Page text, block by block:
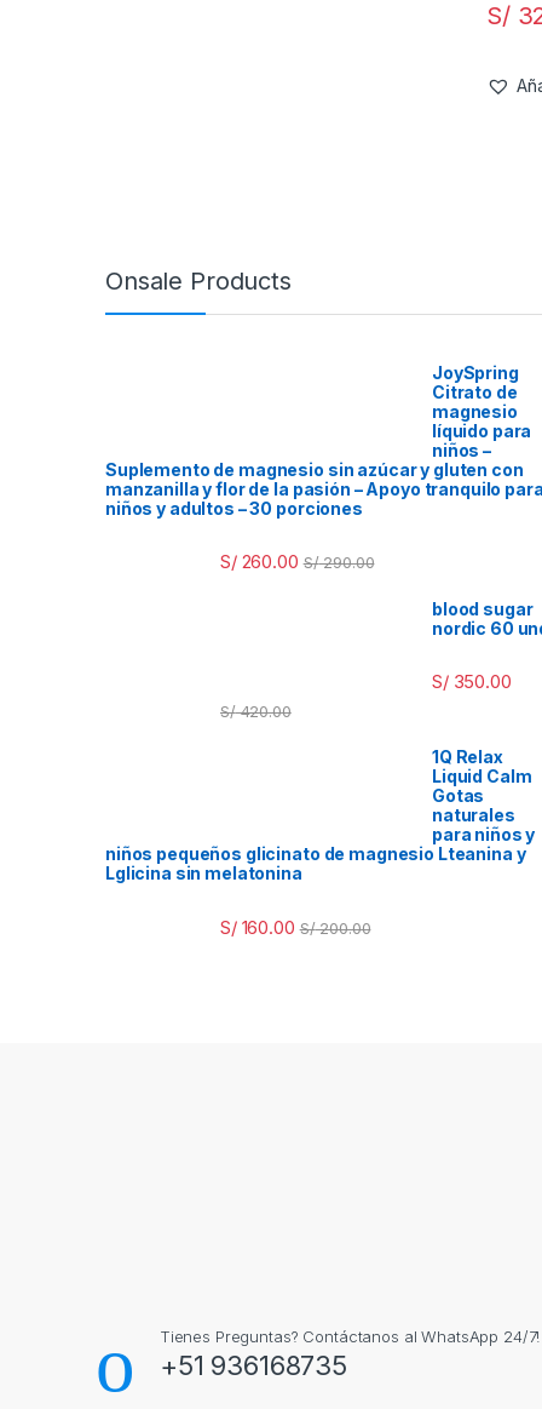
S/
Onsale Products
JoySpring
Citrato de
magnesio
líquido para
niños –
Suplemento de magnesio sin azúcar y gluten con
manzanilla y flor de la pasión – Apoyo tranquilo
niños y adultos – 30 porciones
S/260.00 S/290.00
blood sugar
nordic 60
S/350.00
S/420.00
1Q Relax
Liquid Calm
Gotas
naturales
para niños y
niños pequeños glicinato de magnesio Lteanina y
Lglicina sin melatonina
S/160.00 S/200.00
Tienes Preguntas? Contáctanos al WhatsApp 24/7!
+51 936168735